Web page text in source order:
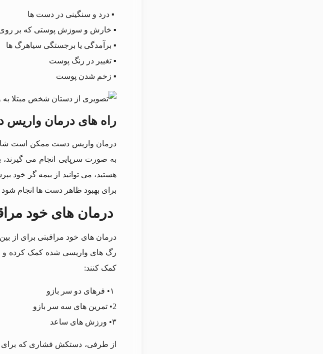
▪︎ درد و سنگینی در دست ها
▪︎ خارش و سوزش پوستی که بر روی
▪︎ برآمدگی یا برجستگی سیاهرگ‌ ها
▪︎ تغییر در رنگ پوست
▪︎ زخم شدن پوست
راه های درمان
درمان واریس دست ممکن است
به صورت سرپایی انجام می گیرند،
هستید، می توانید از بیمه گر
برای بهبود ظاهر دست ها انجام
درمان های خود
درمان های خود مراقبتی برای از
رگ های واریسی شده کمک کرده و
کمک کنند:
2• تمرین های سه سر بازو
۳• ورزش‌ های ساعد
از طرفی، دستکش‌ فشاری که برای